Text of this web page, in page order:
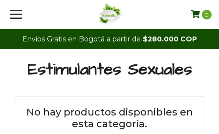
Envíos Gratis en Bogotá a partir de $280.000 COP
0
Estimulantes Sexuales
No hay productos disponibles en
esta categoría.